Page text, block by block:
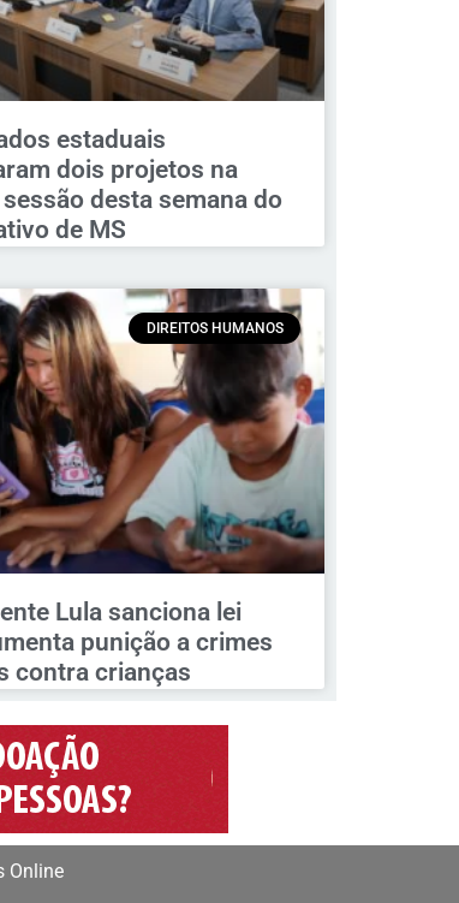
estaduais
dois projetos na
desta semana do
de MS
DIREITOS HUMANOS
Lula sanciona lei
punição a crimes
contra crianças
Online